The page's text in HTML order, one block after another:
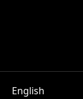
English